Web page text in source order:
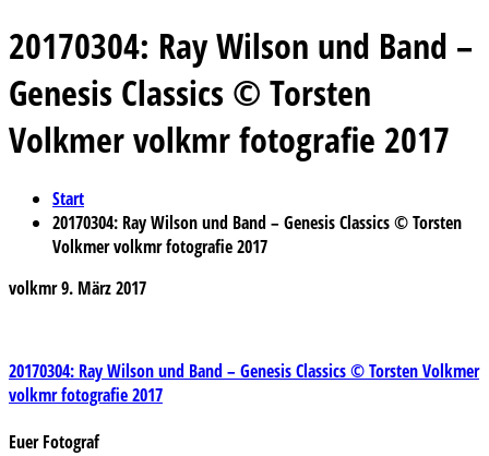
20170304: Ray Wilson und Band –
Genesis Classics © Torsten
Volkmer volkmr fotografie 2017
Start
20170304: Ray Wilson und Band – Genesis Classics © Torsten
Volkmer volkmr fotografie 2017
volkmr9. März 2017
Beitragsnavigation
20170304: Ray Wilson und Band – Genesis Classics © Torsten Volkmer
volkmr fotografie 2017
Euer Fotograf